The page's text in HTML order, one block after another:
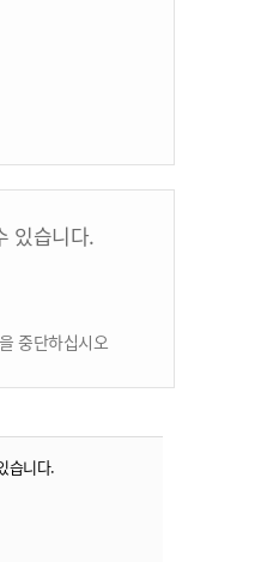
있습니다.
중단하십시오
습니다.